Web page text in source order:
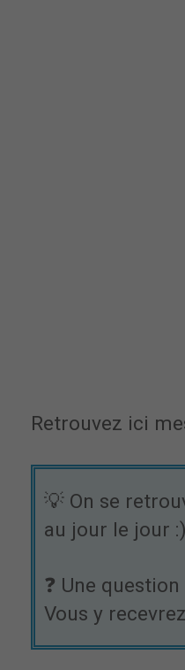
Retrouvez ici
💡 On se
au jour le jour :)
❓ Une
Vous y